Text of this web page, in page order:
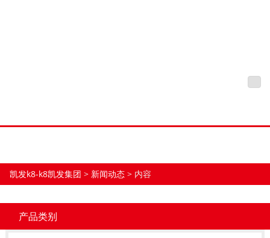
凯发k8-k8凯发集团 > 新闻动态 > 内容
产品类别